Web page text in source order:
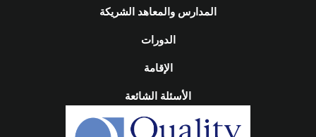
المدارس والمعاهد الشريكة
الدورات
الإقامة
الأسئلة الشائعة